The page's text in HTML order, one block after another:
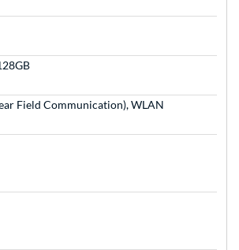
Field Communication), WLAN